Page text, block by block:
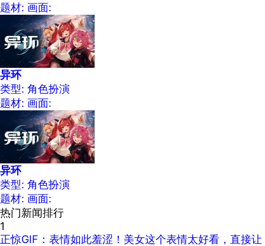
题材: 画面:
异环
类型: 角色扮演
题材: 画面:
异环
类型: 角色扮演
题材: 画面:
热门新闻排行
1
正惊GIF：表情如此羞涩！美女这个表情太好看，直接让